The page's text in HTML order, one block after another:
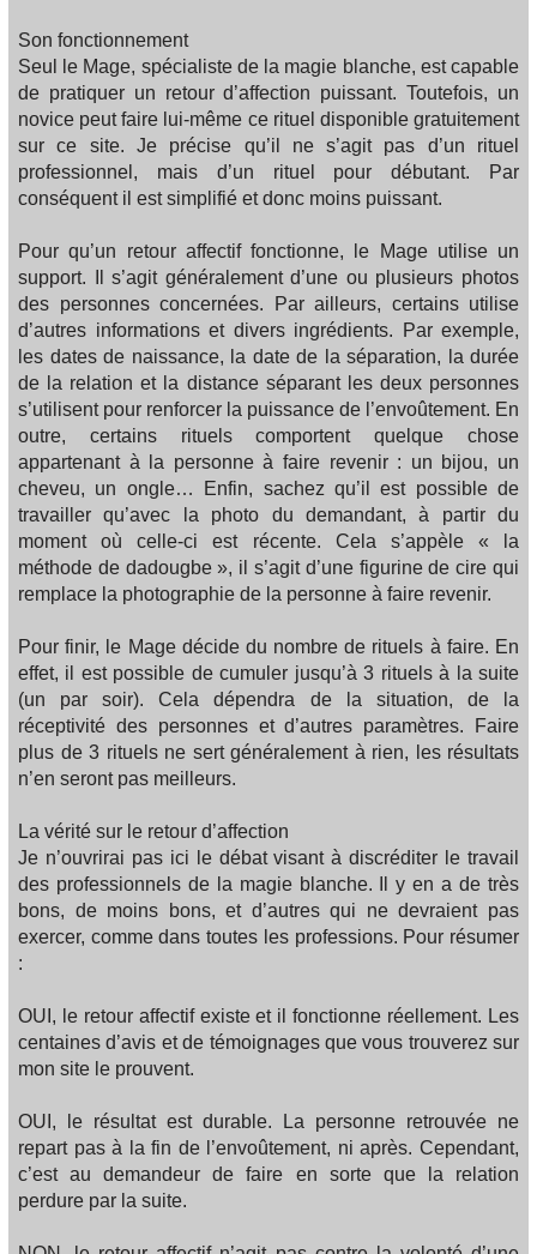
Son fonctionnement
Seul le Mage, spécialiste de la magie blanche, est capable
de pratiquer un retour d’affection puissant. Toutefois, un
novice peut faire lui-même ce rituel disponible gratuitement
sur ce site. Je précise qu’il ne s’agit pas d’un rituel
professionnel, mais d’un rituel pour débutant. Par
conséquent il est simplifié et donc moins puissant.
Pour qu’un retour affectif fonctionne, le Mage utilise un
support. Il s’agit généralement d’une ou plusieurs photos
des personnes concernées. Par ailleurs, certains utilise
d’autres informations et divers ingrédients. Par exemple,
les dates de naissance, la date de la séparation, la durée
de la relation et la distance séparant les deux personnes
s’utilisent pour renforcer la puissance de l’envoûtement. En
outre, certains rituels comportent quelque chose
appartenant à la personne à faire revenir : un bijou, un
cheveu, un ongle… Enfin, sachez qu’il est possible de
travailler qu’avec la photo du demandant, à partir du
moment où celle-ci est récente. Cela s’appèle « la
méthode de dadougbe », il s’agit d’une figurine de cire qui
remplace la photographie de la personne à faire revenir.
Pour finir, le Mage décide du nombre de rituels à faire. En
effet, il est possible de cumuler jusqu’à 3 rituels à la suite
(un par soir). Cela dépendra de la situation, de la
réceptivité des personnes et d’autres paramètres. Faire
plus de 3 rituels ne sert généralement à rien, les résultats
n’en seront pas meilleurs.
La vérité sur le retour d’affection
Je n’ouvrirai pas ici le débat visant à discréditer le travail
des professionnels de la magie blanche. Il y en a de très
bons, de moins bons, et d’autres qui ne devraient pas
exercer, comme dans toutes les professions. Pour résumer
:
OUI, le retour affectif existe et il fonctionne réellement. Les
centaines d’avis et de témoignages que vous trouverez sur
mon site le prouvent.
OUI, le résultat est durable. La personne retrouvée ne
repart pas à la fin de l’envoûtement, ni après. Cependant,
c’est au demandeur de faire en sorte que la relation
perdure par la suite.